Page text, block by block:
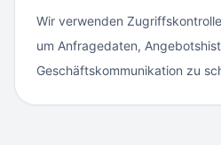
Wir verwenden
um Anfragedaten,
Geschäftskommunikation zu